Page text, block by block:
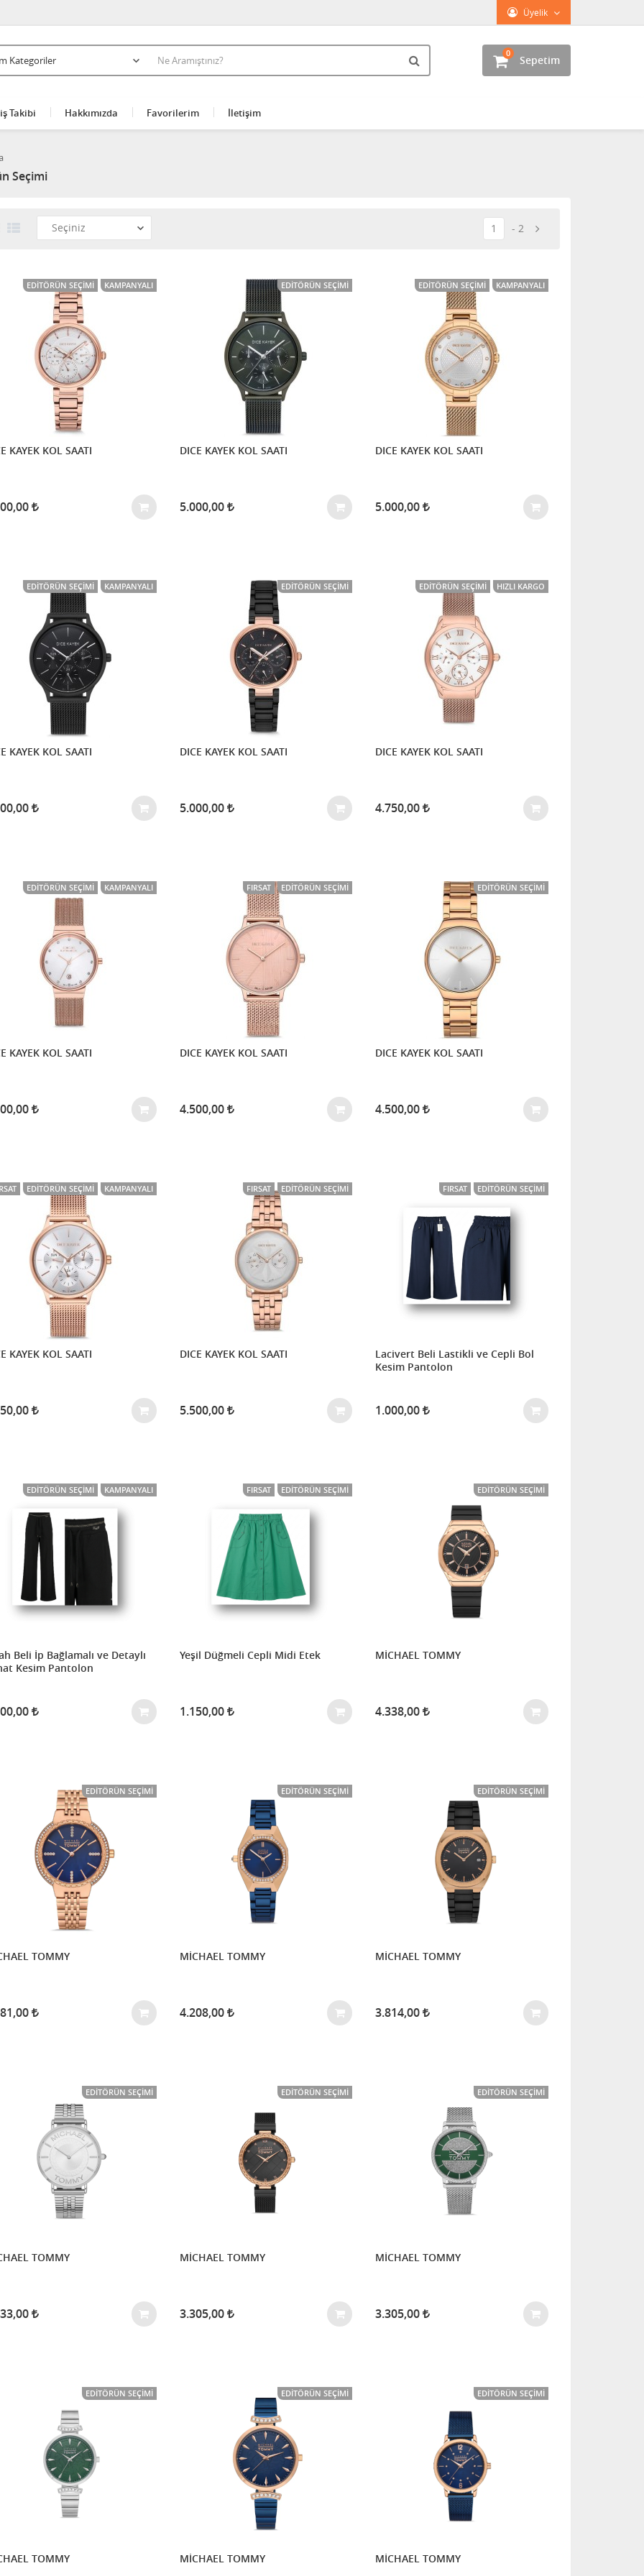
Üyelik
Sepetim
0
Takibi Hakkımızda Favorilerim İletişim
Seçimi
1 2
EDITÖRÜN SEÇIMI KAMPANYALI
KAYEK KOL SAATI
EDITÖRÜN SEÇIMI
DICE KAYEK KOL SAATI
5.000,00
EDITÖRÜN SEÇIMI KAMPANYALI
DICE KAYEK KOL SAATI
5.000,00
EDITÖRÜN SEÇIMI KAMPANYALI
KAYEK KOL SAATI
EDITÖRÜN SEÇIMI
DICE KAYEK KOL SAATI
5.000,00
EDITÖRÜN SEÇIMI HIZLI KARGO
DICE KAYEK KOL SAATI
4.750,00
EDITÖRÜN SEÇIMI KAMPANYALI
KAYEK KOL SAATI
FIRSAT EDITÖRÜN SEÇIMI
DICE KAYEK KOL SAATI
4.500,00
EDITÖRÜN SEÇIMI
DICE KAYEK KOL SAATI
4.500,00
EDITÖRÜN SEÇIMI KAMPANYALI
KAYEK KOL SAATI
FIRSAT EDITÖRÜN SEÇIMI
DICE KAYEK KOL SAATI
5.500,00
FIRSAT EDITÖRÜN SEÇIMI
Lacivert Beli Lastikli ve Cepli Bol
Kesim Pantolon
1.000,00
EDITÖRÜN SEÇIMI KAMPANYALI
Beli İp Bağlamalı ve Detaylı
Kesim Pantolon
FIRSAT EDITÖRÜN SEÇIMI
Yeşil Düğmeli Cepli Midi Etek
1.150,00
EDITÖRÜN SEÇIMI
MİCHAEL TOMMY
4.338,00
EDITÖRÜN SEÇIMI
TOMMY
EDITÖRÜN SEÇIMI
MİCHAEL TOMMY
4.208,00
EDITÖRÜN SEÇIMI
MİCHAEL TOMMY
3.814,00
EDITÖRÜN SEÇIMI
TOMMY
EDITÖRÜN SEÇIMI
MİCHAEL TOMMY
3.305,00
EDITÖRÜN SEÇIMI
MİCHAEL TOMMY
3.305,00
EDITÖRÜN SEÇIMI
TOMMY
EDITÖRÜN SEÇIMI
MİCHAEL TOMMY
EDITÖRÜN SEÇIMI
MİCHAEL TOMMY